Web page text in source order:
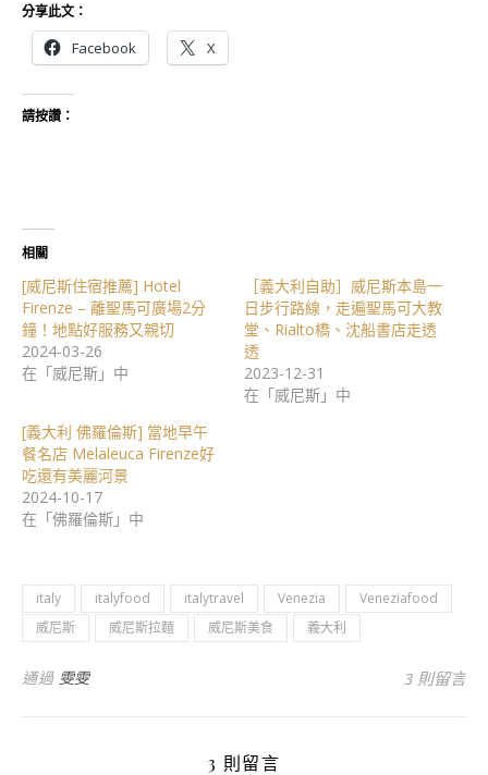
分享此文：
Facebook X
請按讚：
相關
[威尼斯住宿推薦] Hotel
Firenze – 離聖馬可廣場2分
鐘！地點好服務又親切
2024-03-26
在「威尼斯」中
［義大利自助］威尼斯本島一
日步行路線，走遍聖馬可大教
堂、Rialto橋、沈船書店走透
透
2023-12-31
在「威尼斯」中
[義大利 佛羅倫斯] 當地早午
餐名店 Melaleuca Firenze好
吃還有美麗河景
2024-10-17
在「佛羅倫斯」中
italy italyfood italytravel Venezia
Veneziafood
威尼斯
威尼斯拉麵 威尼斯美食 義大利
通過 雯雯 3 則留言
3 則留言